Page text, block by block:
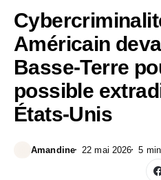
Américain
Basse-Terre
possible
États-Unis
Amandine 22 mai 2026 5